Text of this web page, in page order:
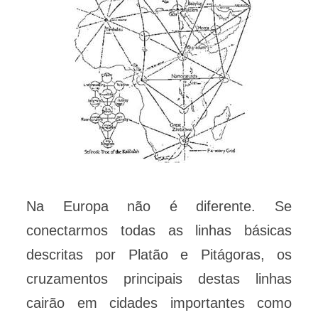
Na Europa não é diferente. Se
conectarmos todas as linhas básicas
descritas por Platão e Pitágoras, os
cruzamentos principais destas linhas
cairão em cidades importantes como